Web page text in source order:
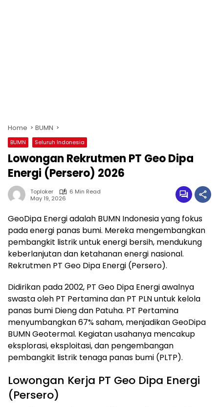
Home BUMN
BUMN Seluruh Indonesia
Lowongan Rekrutmen PT Geo Dipa
Energi (Persero) 2026
Toploker
6 Min Read
May 19, 2026
GeoDipa Energi adalah BUMN Indonesia yang fokus
pada energi panas bumi. Mereka mengembangkan
pembangkit listrik untuk energi bersih, mendukung
keberlanjutan dan ketahanan energi nasional.
Rekrutmen PT Geo Dipa Energi (Persero).
Didirikan pada 2002, PT Geo Dipa Energi awalnya
swasta oleh PT Pertamina dan PT PLN untuk kelola
panas bumi Dieng dan Patuha. PT Pertamina
menyumbangkan 67% saham, menjadikan GeoDipa
BUMN Geotermal. Kegiatan usahanya mencakup
eksplorasi, eksploitasi, dan pengembangan
pembangkit listrik tenaga panas bumi (PLTP).
Lowongan Kerja PT Geo Dipa Energi
(Persero)